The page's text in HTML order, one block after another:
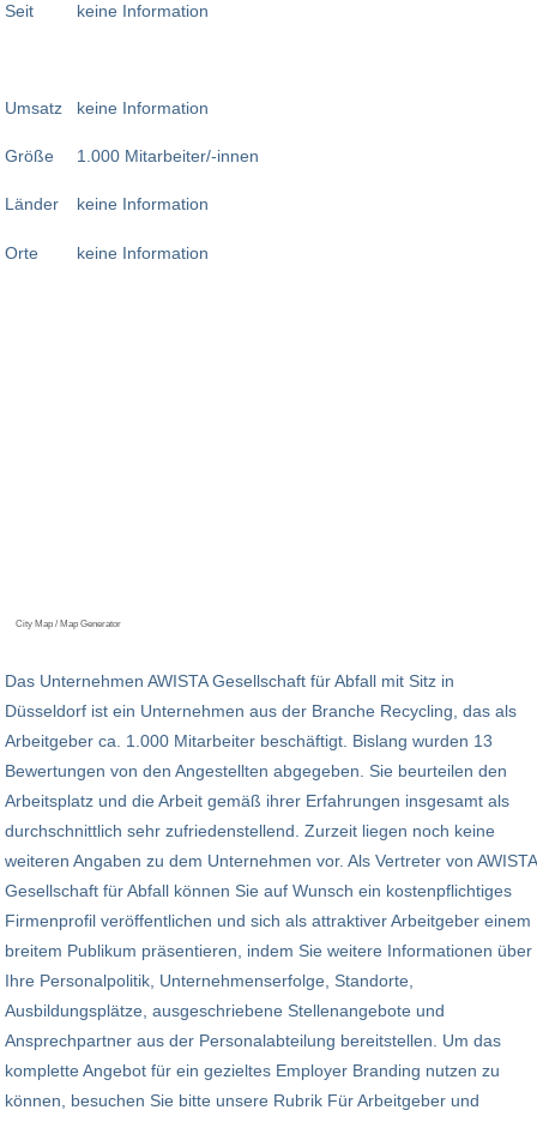
Seit
Umsatz
Größe
Länder
Orte
keine Information
keine Information
1.000 Mitarbeiter/-innen
keine Information
keine Information
City Map / Map Generator
Das Unternehmen AWISTA Gesellschaft für Abfall mit Sitz in
Düsseldorf ist ein Unternehmen aus der Branche Recycling, das als
Arbeitgeber ca. 1.000 Mitarbeiter beschäftigt. Bislang wurden 13
Bewertungen von den Angestellten abgegeben. Sie beurteilen den
Arbeitsplatz und die Arbeit gemäß ihrer Erfahrungen insgesamt als
durchschnittlich sehr zufriedenstellend. Zurzeit liegen noch keine
weiteren Angaben zu dem Unternehmen vor. Als Vertreter von AWISTA
Gesellschaft für Abfall können Sie auf Wunsch ein kostenpflichtiges
Firmenprofil veröffentlichen und sich als attraktiver Arbeitgeber einem
breitem Publikum präsentieren, indem Sie weitere Informationen über
Ihre Personalpolitik, Unternehmenserfolge, Standorte,
Ausbildungsplätze, ausgeschriebene Stellenangebote und
Ansprechpartner aus der Personalabteilung bereitstellen. Um das
komplette Angebot für ein gezieltes Employer Branding nutzen zu
können, besuchen Sie bitte unsere Rubrik Für Arbeitgeber und